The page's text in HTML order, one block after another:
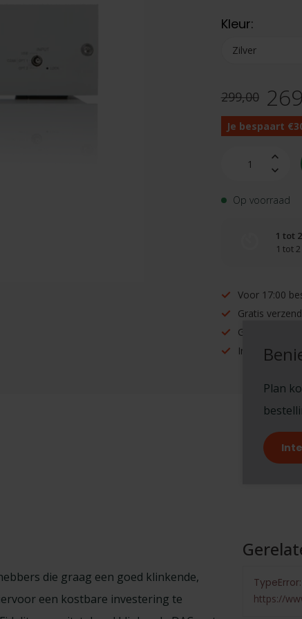
Kleur:
299,00
Je bespaart
Op voorraad
1 tot
1 tot
Voor 17:00
Gratis
Gratis afhalen
Inruilen
Plan
die graag een goed klinkende,
een kostbare investering te
https://